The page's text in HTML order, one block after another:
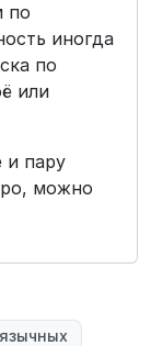
по
иногда
по
или
и пару
можно